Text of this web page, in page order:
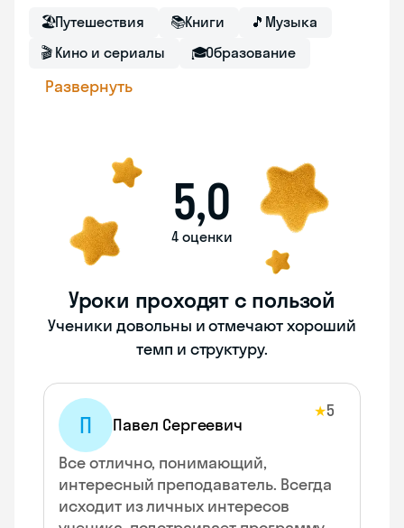
🏖Путешествия 📚Книги 🎵 Музыка
🎬 Кино и сериалы 🎓Образование
Развернуть
5,0
4 оценки
Уроки проходят с пользой
Ученики довольны и отмечают хороший
темп и структуру.
П Павел Сергеевич
★5
Все отлично, понимающий,
интересный преподаватель. Всегда
исходит из личных интересов